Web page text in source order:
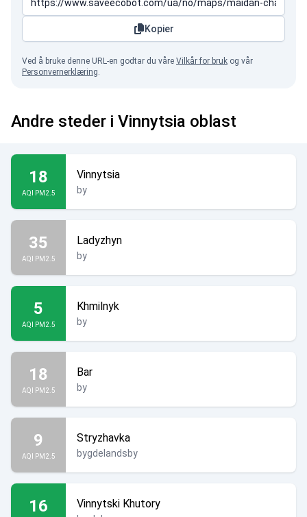
Kopier
Ved å bruke denne URL-en godtar du våre Vilkår for bruk og vår
Personvernerklæring.
Andre steder i Vinnytsia oblast
18
AQI PM2.5
Vinnytsia
by
35
AQI PM2.5
Ladyzhyn
by
5
AQI PM2.5
Khmilnyk
by
18
AQI PM2.5
Bar
by
9
AQI PM2.5
Stryzhavka
bygdelandsby
16 Vinnytski Khutory